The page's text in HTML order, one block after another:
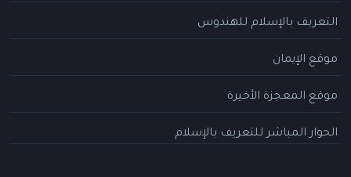
التعريف بالإسلام للهندوس
موقع الإيمان
موقع المعجزة الأخيرة
الحوار المباشر للتعريف بالإسلام